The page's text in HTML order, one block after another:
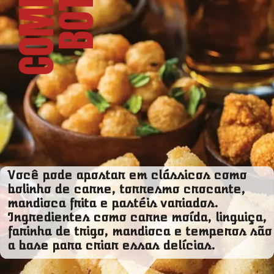
Você pode apostar em clássicos como
bolinho de carne, torresmo crocante,
mandioca frita e pastéis variados.
Ingredientes como carne moída, linguiça,
farinha de trigo, mandioca e temperos são
a base para criar essas delícias.